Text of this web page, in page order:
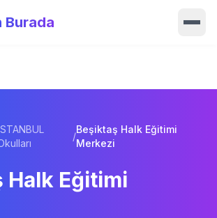
Burada
/
Beşiktaş Halk Eğitimi
Merkezi
Halk Eğitimi